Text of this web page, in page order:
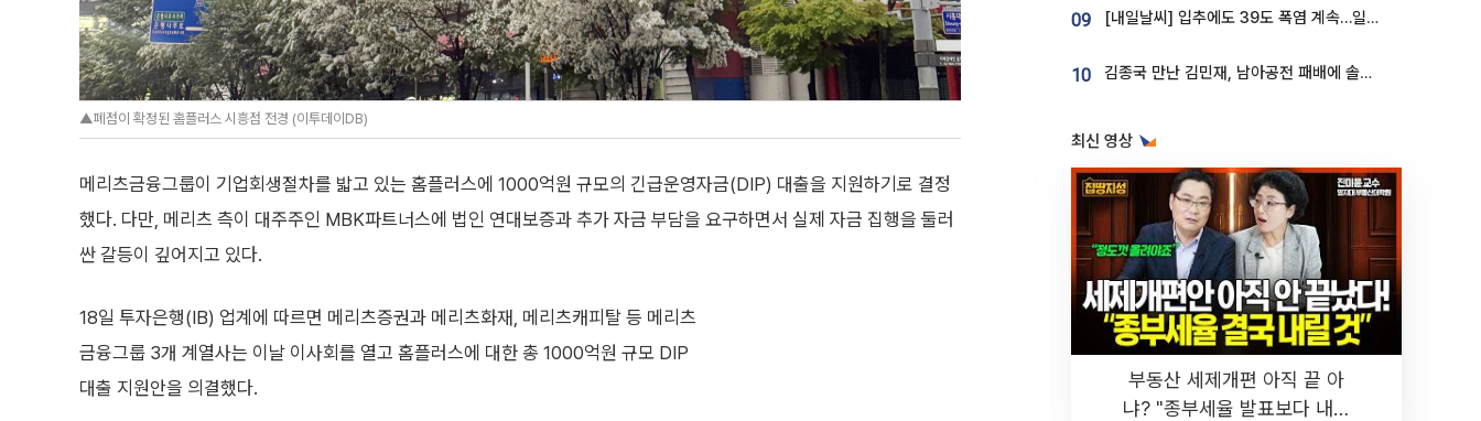
▲폐점이 확정된 홈플러스 시흥점 전경 (이투데이DB)
메리츠금융그룹이 기업회생절차를 밟고 있는 홈플러스에 1000억원 규모의 긴급운영자금(DIP) 대출을 지원하기로 결정
했다. 다만, 메리츠 측이 대주주인 MBK파트너스에 법인 연대보증과 추가 자금 부담을 요구하면서 실제 자금 집행을 둘러
싼 갈등이 깊어지고 있다.
18일 투자은행(IB) 업계에 따르면 메리츠증권과 메리츠화재, 메리츠캐피탈 등 메리츠
금융그룹 3개 계열사는 이날 이사회를 열고 홈플러스에 대한 총 1000억원 규모 DIP
대출 지원안을 의결했다.
09 [내일날씨] 입추에도 39도 폭염 계속…일부 지역 소나기
10 김종국 만난 김민재, 남아공전 패배에 솔직한 속내⋯"선수들도 못하긴 했다"
최신 영상
부동산 세제개편 아직 끝 아
냐? "종부세율 발표보다 내릴